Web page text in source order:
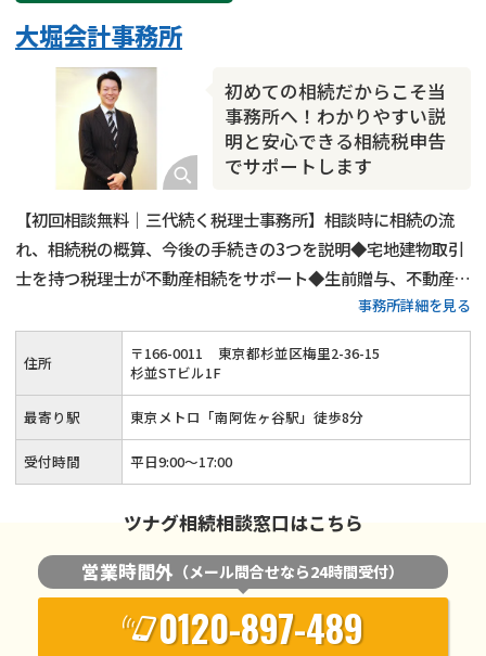
初めての相続だからこそ当
事務所へ！わかりやすい説
明と安心できる相続税申告
でサポートします
大堀会計事務所
【初回相談無料｜三代続く税理士事務所】相談時に相続の流
れ、相続税の概算、今後の手続きの3つを説明◆宅地建物取引
士を持つ税理士が不動産相続をサポート◆生前贈与、不動産活
用、遺言書作成といった生前対策も得意◆土日祝日相談（要予
約）とオンライン面談にも対応している忙しい方が相談しやす
い税理士事務所です。
事務所詳細を見る
住所 〒166-0011
東京都杉並区梅里2-36-15
杉並STビル1F
最寄り駅 東京メトロ「南阿佐ヶ谷駅」徒歩8分
受付時間 平日9:00～17:00
ツナグ相続相談窓口はこちら
営業時間外 （メール問合せなら24時間受付）
0120-897-489